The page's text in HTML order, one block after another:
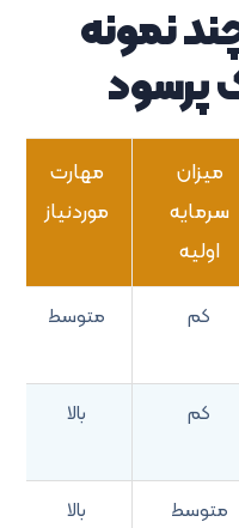
نمونه
پرسود
میزان
سرمایه
اولیه
مهارت
موردنیاز
کم متوسط
کم بالا
متوسط بالا